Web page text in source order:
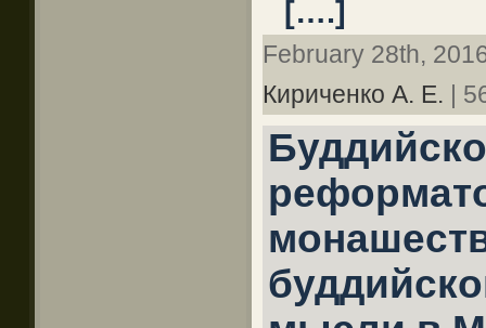
[….]
February 28th,
Кириченко А. Е. |